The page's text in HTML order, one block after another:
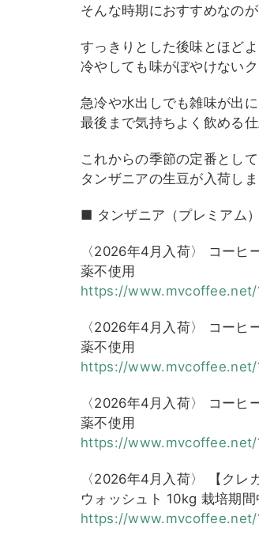
そんな時期におすすめなの
すっきりとした後味とほどよ
冷やしても味がぼやけない
急冷や水出しでも雑味が出に
最後まで気持ちよく飲める仕
これからの季節の定番とし
タンザニアの生豆が入荷しま
■ タンザニア（プレミアム）
〈2026年4月入荷〉 コー
薬不使用
https://www.mvcoffee.net/
〈2026年4月入荷〉 コーヒ
薬不使用
https://www.mvcoffee.net/
〈2026年4月入荷〉 コー
薬不使用
https://www.mvcoffee.net/
〈2026年4月入荷〉 【クレ
ウォッシュト 10kg 栽培期
https://www.mvcoffee.net/